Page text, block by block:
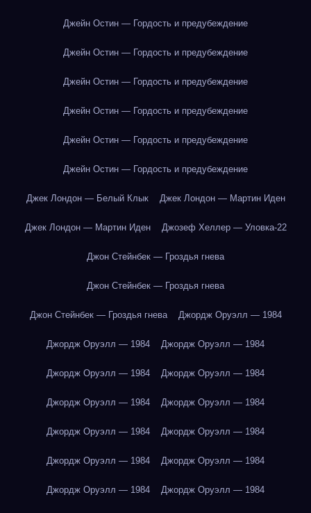
Джейн Остин — Гордость и предубеждение
Джейн Остин — Гордость и предубеждение
Джейн Остин — Гордость и предубеждение
Джейн Остин — Гордость и предубеждение
Джейн Остин — Гордость и предубеждение
Джейн Остин — Гордость и предубеждение
Джек Лондон — Белый Клык Джек Лондон — Мартин Иден
Джек Лондон — Мартин Иден Джозеф Хеллер — Уловка-22
Джон Стейнбек — Гроздья гнева
Джон Стейнбек — Гроздья гнева
Джон Стейнбек — Гроздья гнева Джордж Оруэлл — 1984
Джордж Оруэлл — 1984 Джордж Оруэлл — 1984
Джордж Оруэлл — 1984 Джордж Оруэлл — 1984
Джордж Оруэлл — 1984 Джордж Оруэлл — 1984
Джордж Оруэлл — 1984 Джордж Оруэлл — 1984
Джордж Оруэлл — 1984 Джордж Оруэлл — 1984
Джордж Оруэлл — 1984 Джордж Оруэлл — 1984